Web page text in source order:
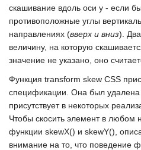
скашивание вдоль оси у - если
противоположные углы
направлениях (вверх и вниз).
величину, на которую
значение не указано, оно
Функция transform skew CSS
спецификации. Она был
присутствует в некоторых
Чтобы скосить элемент в любом
функции skewX() и skewY() ,
внимание на то, что поведение